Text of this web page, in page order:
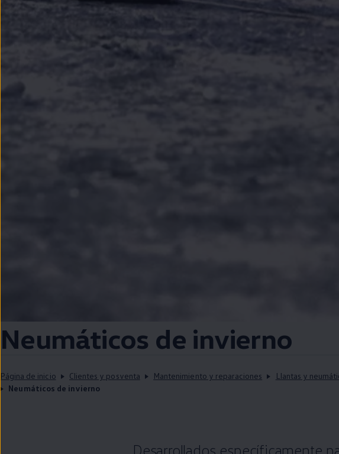
Neumáticos de invierno
Página de inicio Clientes y posventa Mantenimiento y reparaciones
Llantas y
Neumáticos de invierno
Desarrollados específicamente